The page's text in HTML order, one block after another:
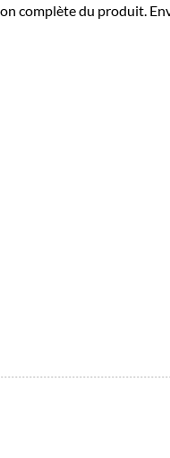
complète du produit.